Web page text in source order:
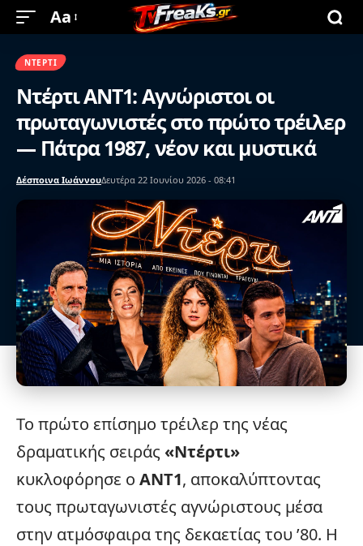
Aa
ΝΤΈΡΤΙ
Ντέρτι ΑΝΤ1: Αγνώριστοι οι
πρωταγωνιστές στο πρώτο τρέιλερ
— Πάτρα 1987, νέον και μυστικά
Δέσποινα ΙωάννουΔευτέρα 22 Ιουνίου 2026 - 08:41
Το πρώτο επίσημο τρέιλερ της νέας
δραματικής σειράς «Ντέρτι»
κυκλοφόρησε ο ΑΝΤ1, αποκαλύπτοντας
τους πρωταγωνιστές αγνώριστους μέσα
στην ατμόσφαιρα της δεκαετίας του ’80. Η